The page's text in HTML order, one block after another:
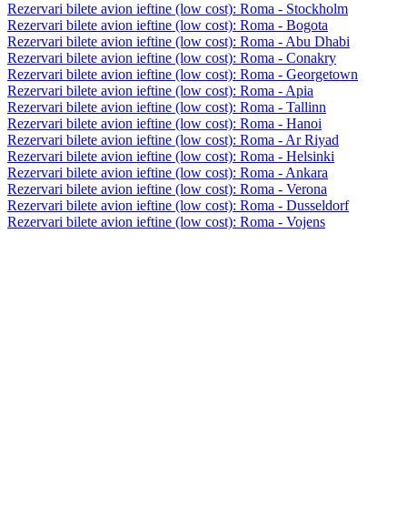
Rezervari bilete avion ieftine (low cost): Roma - Stockholm
Rezervari bilete avion ieftine (low cost): Roma - Bogota
Rezervari bilete avion ieftine (low cost): Roma - Abu Dhabi
Rezervari bilete avion ieftine (low cost): Roma - Conakry
Rezervari bilete avion ieftine (low cost): Roma - Georgetown
Rezervari bilete avion ieftine (low cost): Roma - Apia
Rezervari bilete avion ieftine (low cost): Roma - Tallinn
Rezervari bilete avion ieftine (low cost): Roma - Hanoi
Rezervari bilete avion ieftine (low cost): Roma - Ar Riyad
Rezervari bilete avion ieftine (low cost): Roma - Helsinki
Rezervari bilete avion ieftine (low cost): Roma - Ankara
Rezervari bilete avion ieftine (low cost): Roma - Verona
Rezervari bilete avion ieftine (low cost): Roma - Dusseldorf
Rezervari bilete avion ieftine (low cost): Roma - Vojens